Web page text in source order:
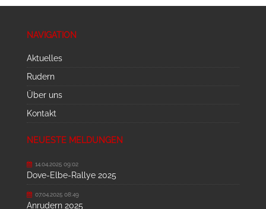
NAVIGATION
Aktuelles
Rudern
Über uns
Kontakt
NEUESTE MELDUNGEN
14.04.2025 09:02
Dove-Elbe-Rallye 2025
07.04.2025 08:49
Anrudern 2025